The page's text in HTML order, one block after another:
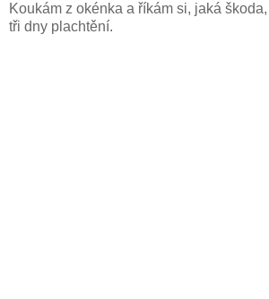
Koukám z okénka a říkám si, jaká
tři dny plachtění.